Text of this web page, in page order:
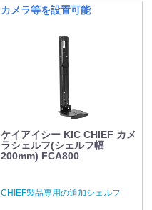
カメラ等を設置可能
ケイアイシー KIC CHIEF カメ
ラシェルフ(シェルフ幅
200mm) FCA800
CHIEF製品専用の追加シェルフ